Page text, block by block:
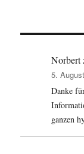
Norbert
5.
Danke
ganzen